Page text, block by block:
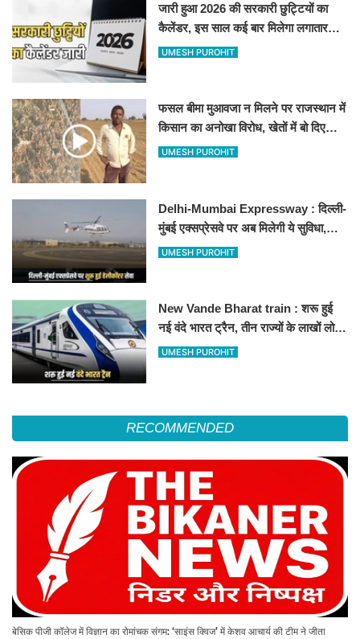
जारी हुआ 2026 की सरकारी छुट्टियों का
कैलेंडर, इस साल कई बार मिलेगा लगातार
अवकाश, देखें
UMESH PUROHIT
फसल बीमा मुआवजा न मिलने पर राजस्थान में
किसान का अनोखा विरोध, खेतों में बो दिए
500-500 रुपए के नोट, वीडियो वायरल
UMESH PUROHIT
Delhi-Mumbai Expressway : दिल्ली-
मुंबई एक्सप्रेसवे पर अब मिलेगी ये सुविधा,
हेलीकॉप्टर सर्विस से तुरंत घायल पहुंचेगा
UMESH PUROHIT
New Vande Bharat train : शरू हुई
नई वंदे भारत ट्रैन, तीन राज्यों के लाखों लोगों
का सफर होगा आसान, देखें पूरा रूटमैप
UMESH PUROHIT
RECOMMENDED
बेसिक पीजी कॉलेज में विज्ञान का रोमांचक संगम: ‘साइंस क्विज’ में केशव आचार्य की टीम ने जीता